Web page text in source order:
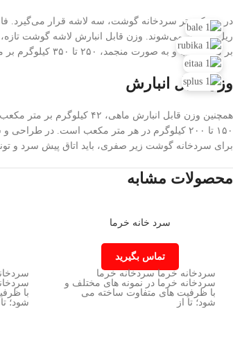
بر متر مکعب و به صورت منجمد، ۲۵۰ تا ۳۵۰ کیلوگرم بر متر مکعب است.
وزن قابل انبارش
همچنین وزن قابل
۱۵۰ تا ۲۰۰ کیلوگرم در هر متر مکعب است.
برای سردخانه گوشت زیر صفری، باید اتاق پیش سرد و
محصولات مشابه
سرد خانه خرما
تماس بگیرید
سردخانه خرما سردخانه خرما
سردخانه خرما در نمونه های مختلف و
با ظرفیت های متفاوت ساخته می
شود؛ تا از
با
شود؛ تا